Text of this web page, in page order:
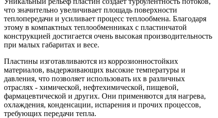
что значительно увеличивает площадь поверхности
теплопередачи и усиливает процесс теплообмена. Благодаря
этому в компактных теплообменниках с пластинчатой
конструкцией достигается очень высокая производительность
при малых габаритах и весе.
Пластины изготавливаются из коррозионностойких
материалов, выдерживающих высокие температуры и
давления, что позволяет использовать их в различных
отраслях - химической, нефтехимической, пищевой,
фармацевтической и других. Они применяются для нагрева,
охлаждения, конденсации, испарения и прочих процессов,
требующих передачи тепла.